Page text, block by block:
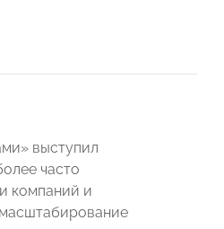
выступил
часто
компаний и